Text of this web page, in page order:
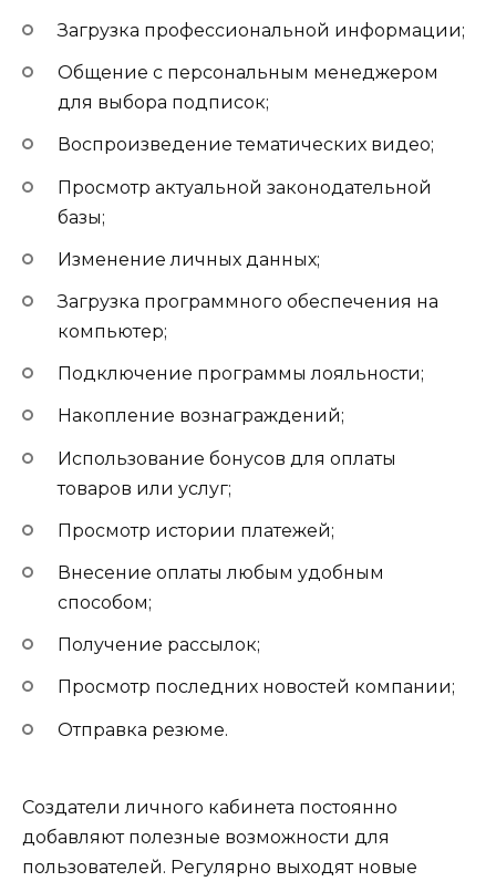
Загрузка профессиональной информации;
Общение с персональным менеджером
для выбора подписок;
Воспроизведение тематических видео;
Просмотр актуальной законодательной
базы;
Изменение личных данных;
Загрузка программного обеспечения на
компьютер;
Подключение программы лояльности;
Накопление вознаграждений;
Использование бонусов для оплаты
товаров или услуг;
Просмотр истории платежей;
Внесение оплаты любым удобным
способом;
Получение рассылок;
Просмотр последних новостей компании;
Отправка резюме.
Создатели личного кабинета постоянно
добавляют полезные возможности для
пользователей. Регулярно выходят новые